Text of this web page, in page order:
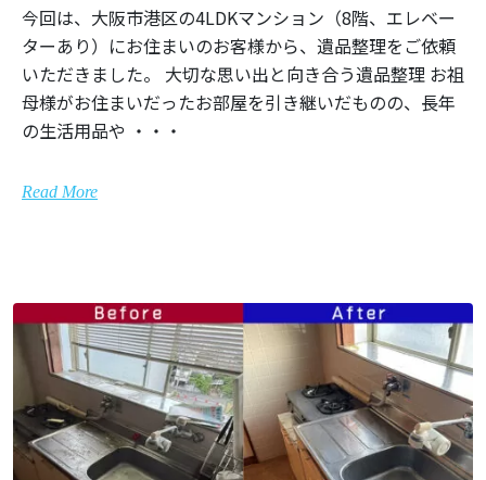
今回は、大阪市港区の4LDKマンション（8階、エレベー
ターあり）にお住まいのお客様から、遺品整理をご依頼
いただきました。 大切な思い出と向き合う遺品整理 お祖
母様がお住まいだったお部屋を引き継いだものの、長年
の生活用品や ・・・
Read More